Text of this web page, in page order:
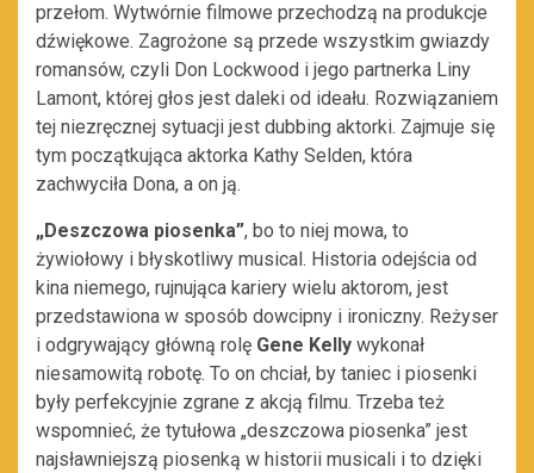
przełom. Wytwórnie filmowe przechodzą na produkcje
dźwiękowe. Zagrożone są przede wszystkim gwiazdy
romansów, czyli Don Lockwood i jego partnerka Liny
Lamont, której głos jest daleki od ideału. Rozwiązaniem
tej niezręcznej sytuacji jest dubbing aktorki. Zajmuje się
tym początkująca aktorka Kathy Selden, która
zachwyciła Dona, a on ją.
„Deszczowa piosenka”, bo to niej mowa, to
żywiołowy i błyskotliwy musical. Historia odejścia od
kina niemego, rujnująca kariery wielu aktorom, jest
przedstawiona w sposób dowcipny i ironiczny. Reżyser
i odgrywający główną rolę Gene Kelly wykonał
niesamowitą robotę. To on chciał, by taniec i piosenki
były perfekcyjnie zgrane z akcją filmu. Trzeba też
wspomnieć, że tytułowa „deszczowa piosenka” jest
najsławniejszą piosenką w historii musicali i to dzięki